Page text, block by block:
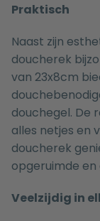
Praktisch
Naast zijn
doucherek
van 23x8cm
douchegel. De
alles netjes en
doucherek
opgeruimde
Veelzijdig in